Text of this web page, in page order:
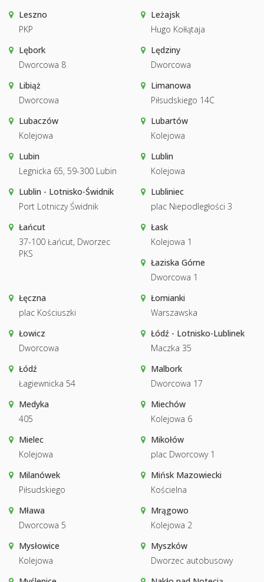
Leszno
PKP
Leżajsk
Hugo Kołłątaja
Lębork
Dworcowa 8
Lędziny
Dworcowa
Libiąż
Dworcowa
Limanowa
Piłsudskiego 14C
Lubaczów
Kolejowa
Lubartów
Kolejowa
Lubin
Legnicka 65, 59-300 Lubin
Lublin
Kolejowa
Lublin - Lotnisko-Świdnik
Port Lotniczy Świdnik
Lubliniec
plac Niepodległości 3
Łańcut
37-100 Łańcut, Dworzec
PKS
Łask
Kolejowa 1
Łaziska Górne
Dworcowa 1
Łęczna
plac Kościuszki
Łomianki
Warszawska
Łowicz
Dworcowa
Łódź - Lotnisko-Lublinek
Maczka 35
Łódź
Łagiewnicka 54
Malbork
Dworcowa 17
Medyka
405
Miechów
Kolejowa 6
Mielec
Kolejowa
Mikołów
plac Dworcowy 1
Milanówek
Piłsudskiego
Mińsk Mazowiecki
Kościelna
Mława
Dworcowa 5
Mrągowo
Kolejowa 2
Mysłowice
Kolejowa
Myszków
Dworzec autobusowy